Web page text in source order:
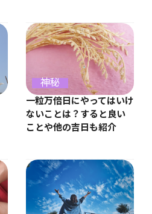
神秘
一粒万倍日にやってはいけ
ないことは？すると良い
ことや他の吉日も紹介